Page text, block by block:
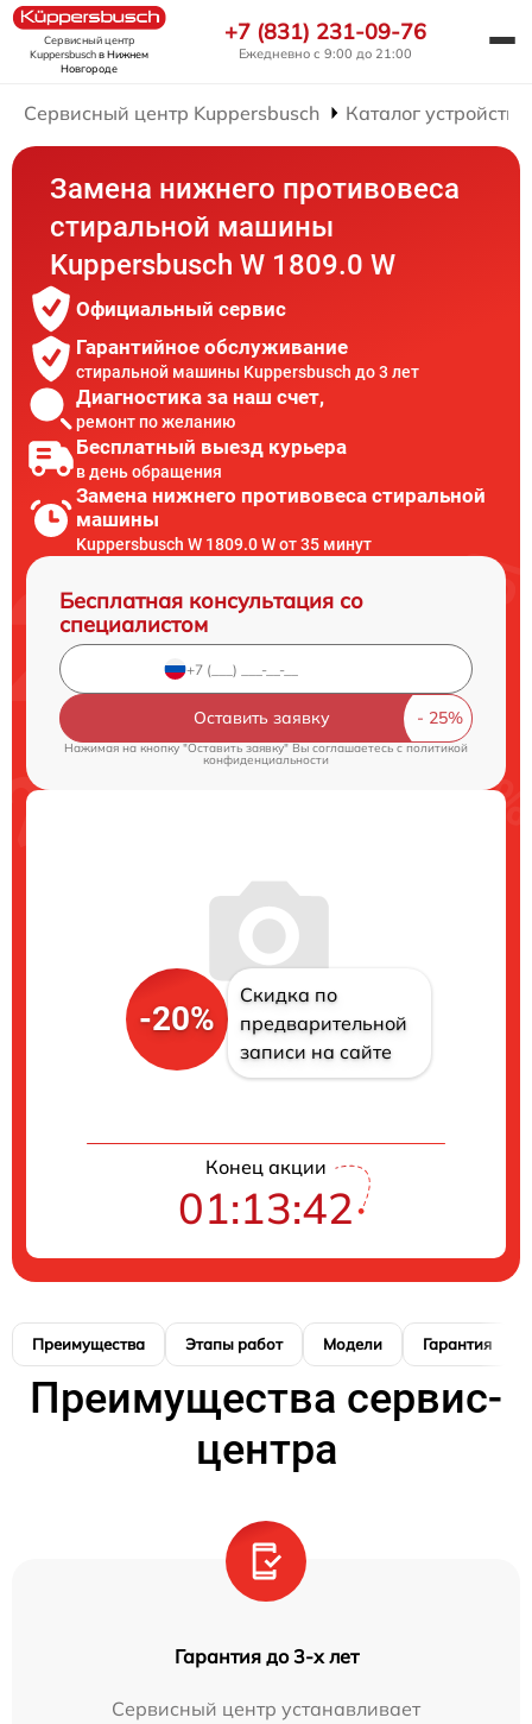
Сервисный центр
Kuppersbuschв Нижнем
Новгороде
+7 (831) 231-09-76
Ежедневно с 9:00 до 21:00
Сервисный центр Kuppersbusch Каталог устройств
Замена нижнего противовеса
стиральной машины
Kuppersbusch W 1809.0 W
Официальный сервис
Гарантийное обслуживание
стиральной машины Kuppersbusch до 3 лет
Диагностика за наш счет,
ремонт по желанию
Бесплатный выезд курьера
в день обращения
Замена нижнего противовеса стиральной
машины
Kuppersbusch W 1809.0 W от 35 минут
Бесплатная консультация со
специалистом
Оставить заявку
Нажимая на кнопку "Оставить заявку" Вы соглашаетесь c политикой
конфиденциальности
-20%
Скидка по
предварительной
записи на сайте
Конец акции
01:13:41
Преимущества Этапы работ Модели Гарантия
Преимущества сервис-
центра
Гарантия до 3-х лет
Сервисный центр устанавливает